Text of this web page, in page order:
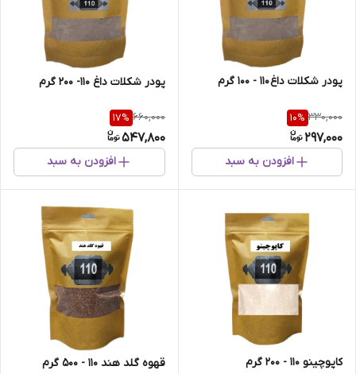
پودر شکلات داغ 110 - 100 گرم
330,000
10%
297,000
افزودن به سبد
پودر شکلات داغ 110- 200 گرم
660,000
17%
547,800
افزودن به سبد
کاپوچینو 110 - 200 گرم قهوه گلد هند 110 - 500 گرم